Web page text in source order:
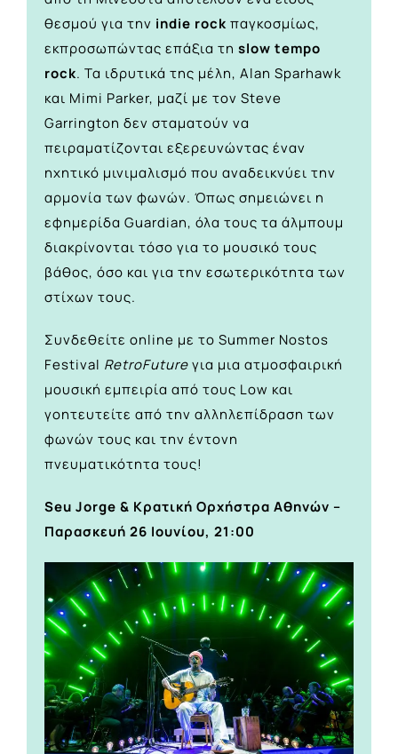
θεσμού για την indie rock παγκοσμίως,
εκπροσωπώντας επάξια τη slow tempo
rock. Τα ιδρυτικά της μέλη, Alan Sparhawk
και Mimi Parker, μαζί με τον Steve
Garrington δεν σταματούν να
πειραματίζονται εξερευνώντας έναν
ηχητικό μινιμαλισμό που αναδεικνύει την
αρμονία των φωνών. Όπως σημειώνει η
εφημερίδα Guardian, όλα τους τα άλμπουμ
διακρίνονται τόσο για το μουσικό τους
βάθος, όσο και για την εσωτερικότητα των
στίχων τους.
Συνδεθείτε online με το Summer Nostos
Festival RetroFutureγια μια ατμοσφαιρική
μουσική εμπειρία από τους Low και
γοητευτείτε από την αλληλεπίδραση των
φωνών τους και την έντονη
πνευματικότητα τους!
Seu Jorge & Κρατική Ορχήστρα Αθηνών –
Παρασκευή 26 Ιουνίου, 21:00